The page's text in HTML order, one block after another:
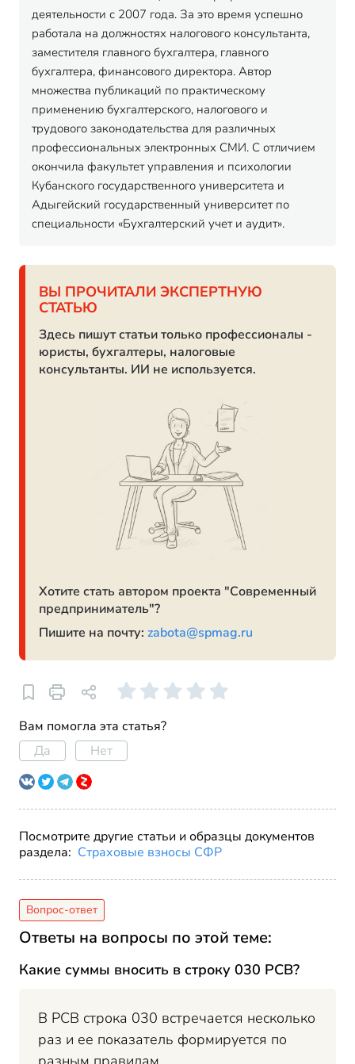
деятельности с 2007 года. За это время успешно
работала на должностях налогового консультанта,
заместителя главного бухгалтера, главного
бухгалтера, финансового директора. Автор
множества публикаций по практическому
применению бухгалтерского, налогового и
трудового законодательства для различных
профессиональных электронных СМИ. С отличием
окончила факультет управления и психологии
Кубанского государственного университета и
Адыгейский государственный университет по
специальности «Бухгалтерский учет и аудит».
ВЫ ПРОЧИТАЛИ ЭКСПЕРТНУЮ
СТАТЬЮ
Здесь пишут статьи только профессионалы -
юристы, бухгалтеры, налоговые
консультанты. ИИ не используется.
Хотите стать автором проекта "Современный
предприниматель"?
Пишите на почту: zabota@spmag.ru
Вам помогла эта статья?
Да
Нет
Посмотрите другие статьи и образцы документов
раздела: Страховые взносы СФР
Ответы на вопросы по этой теме:
Какие суммы вносить в строку 030 РСВ?
В РСВ строка 030 встречается несколько
раз и ее показатель формируется по